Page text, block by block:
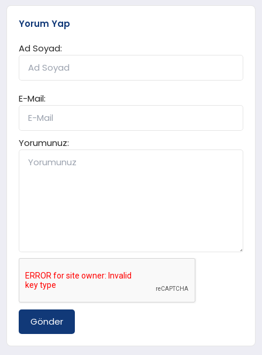
Yorum Yap
Ad Soyad:
E-Mail:
Yorumunuz:
Gönder